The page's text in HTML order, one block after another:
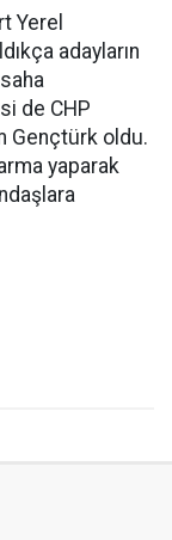
Yerel
adayların
de CHP
Gençtürk oldu.
yaparak